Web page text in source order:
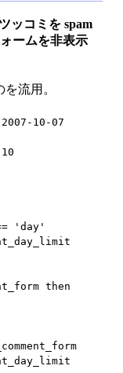
ッコミを spam
ームを非表示
流用。
10-07